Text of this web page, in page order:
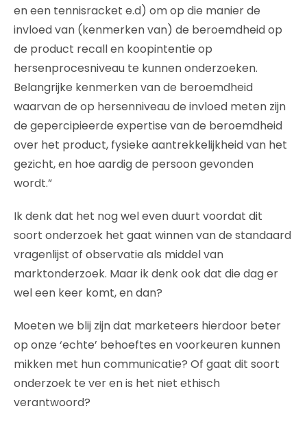
en een tennisracket e.d) om op die manier de
invloed van (kenmerken van) de beroemdheid op
de product recall en koopintentie op
hersenprocesniveau te kunnen onderzoeken.
Belangrijke kenmerken van de beroemdheid
waarvan de op hersenniveau de invloed meten zijn
de gepercipieerde expertise van de beroemdheid
over het product, fysieke aantrekkelijkheid van het
gezicht, en hoe aardig de persoon gevonden
wordt.”
Ik denk dat het nog wel even duurt voordat dit
soort onderzoek het gaat winnen van de standaard
vragenlijst of observatie als middel van
marktonderzoek. Maar ik denk ook dat die dag er
wel een keer komt, en dan?
Moeten we blij zijn dat marketeers hierdoor beter
op onze ‘echte’ behoeftes en voorkeuren kunnen
mikken met hun communicatie? Of gaat dit soort
onderzoek te ver en is het niet ethisch
verantwoord?